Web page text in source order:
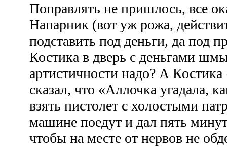
Поправлять не пришлось, все
Напарник (вот уж рожа,
подставить под деньги, да под
Костика в дверь с деньгами
артистичности надо? А
сказал, что «Аллочка угадала,
взять пистолет с холостыми
машине поедут и дал пять
чтобы на месте от нервов не